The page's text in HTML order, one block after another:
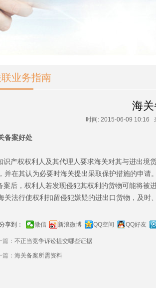
业务指南
海
时间: 2015-06-09
备案好处
识产权权利人及其代理人要求海关对其与进出境
并在其认为必要时海关提出采取保护措施的申请。
案后，权利人若发现侵犯其权利的货物可能将被
关法行使权利扣留侵犯嫌疑的进出口货物，及时
享到： 微信 新浪微博 QQ空间 QQ好友
篇： 不正当竞争诉讼提交哪些证据
篇： 海关备案所需资料